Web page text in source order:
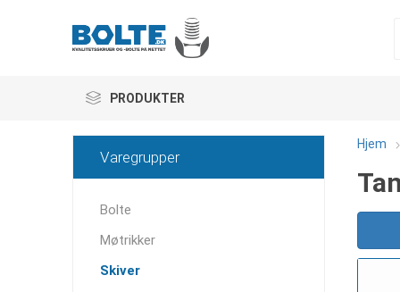
PRODUKTER
Hjem
Varegrupper
Bolte
Møtrikker
Skiver